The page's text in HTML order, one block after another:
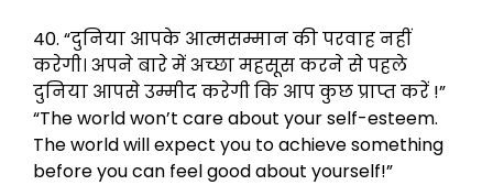
40. “दुनिया आपके आत्मसम्मान की परवाह नहीं
करेगी। अपने बारे में अच्छा महसूस करने से पहले
दुनिया आपसे उम्मीद करेगी कि आप कुछ प्राप्त करें !”
“The world won’t care about your self-esteem.
The world will expect you to achieve something
before you can feel good about yourself!”